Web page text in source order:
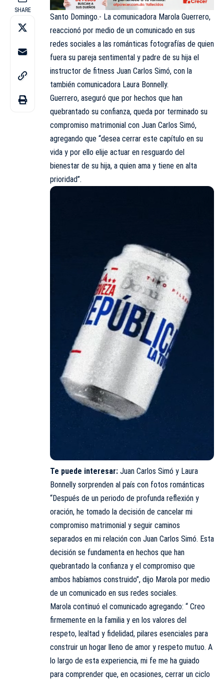
SHARE
Santo Domingo.- La comunicadora Marola Guerrero,
reaccionó por medio de un comunicado en sus
redes sociales a las románticas fotografías de quien
fuera su pareja sentimental y padre de su hija el
instructor de fitness Juan Carlos Simó, con la
también comunicadora Laura Bonnelly.
Guerrero, aseguró que por hechos que han
quebrantado su confianza, queda por terminado su
compromiso matrimonial con Juan Carlos Simó,
agregando que “desea cerrar este capítulo en su
vida y por ello elije actuar en resguardo del
bienestar de su hija, a quien ama y tiene en alta
prioridad”.
Te puede interesar: Juan Carlos Simó y Laura
Bonnelly sorprenden al país con fotos románticas
“Después de un periodo de profunda reflexión y
oración, he tomado la decisión de cancelar mi
compromiso matrimonial y seguir caminos
separados en mi relación con Juan Carlos Simó. Esta
decisión se fundamenta en hechos que han
quebrantado la confianza y el compromiso que
ambos habíamos construido”, dijo Marola por medio
de un comunicado en sus redes sociales.
Marola continuó el comunicado agregando: “ Creo
firmemente en la familia y en los valores del
respeto, lealtad y fidelidad, pilares esenciales para
construir un hogar lleno de amor y respeto mutuo. A
lo largo de esta experiencia, mi fe me ha guiado
para comprender que, en ocasiones, cerrar un ciclo